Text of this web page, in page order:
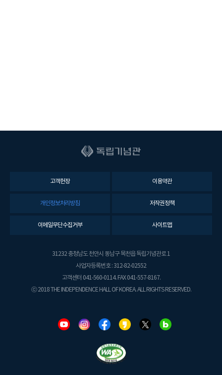
고객헌장 이용약관
개인정보처리방침 저작권정책
이메일무단수집거부 사이트맵
31232 충청남도 천안시 동남구 목천읍 독립기념관로 1
사업자등록번호 : 312-82-02552
고객센터 041-560-0114. FAX 041-557-8167.
ⓒ 2018 THE INDEPENDENCE HALL OF KOREA. ALL RIGHTS RESERVED.